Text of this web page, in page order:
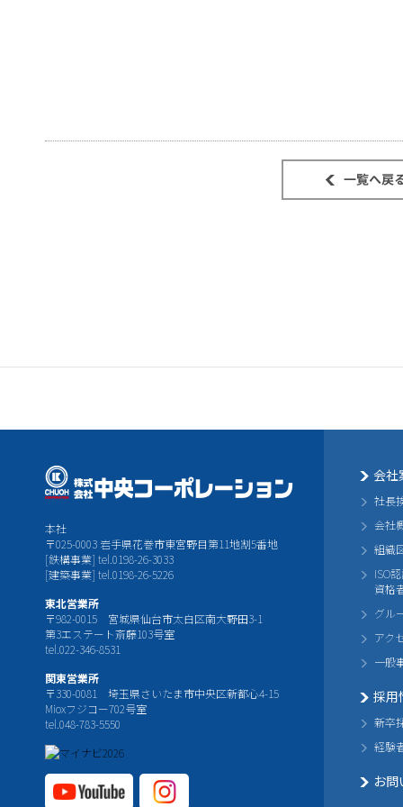
本社
〒025-0003 岩手県花巻市東宮野目第11地割5番地
[鉄構事業] tel.0198-26-3033
[建築事業] tel.0198-26-5226
東北営業所
〒982-0015 宮城県仙台市太白区南大野田3-1
第3エステート斎藤103号室
tel.022-346-8531
関東営業所
〒330-0081 埼玉県さいたま市中央区新都心4-15
Mioxフジコー702号室
tel.048-783-5550
会社
社長
会社
組織
ISO
資格
グル
アク
一般
採用
新卒
経験
お